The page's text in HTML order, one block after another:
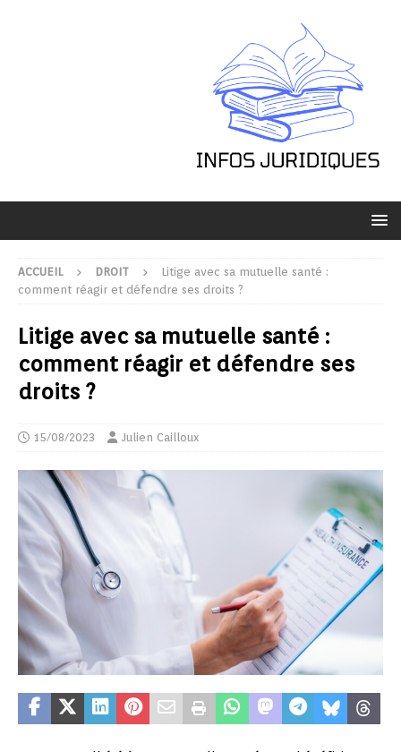
ACCUEIL DROIT
Litige avec sa mutuelle santé :
comment réagir et défendre ses droits ?
Litige avec sa mutuelle santé :
comment réagir et défendre ses
droits ?
15/08/2023 Julien Cailloux